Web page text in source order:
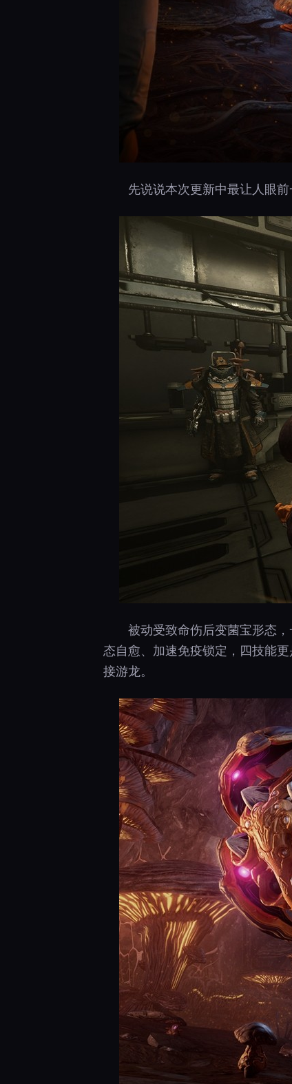
先说说本次更新中最让人眼
被动受致命伤后变菌宝形态
态自愈、加速免疫锁定，四技能
接游龙。